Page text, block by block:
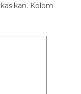
Kolom